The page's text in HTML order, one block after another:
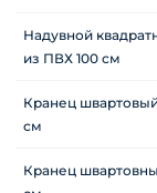
Надувной
из ПВХ 100 см
Кранец
см
Кранец